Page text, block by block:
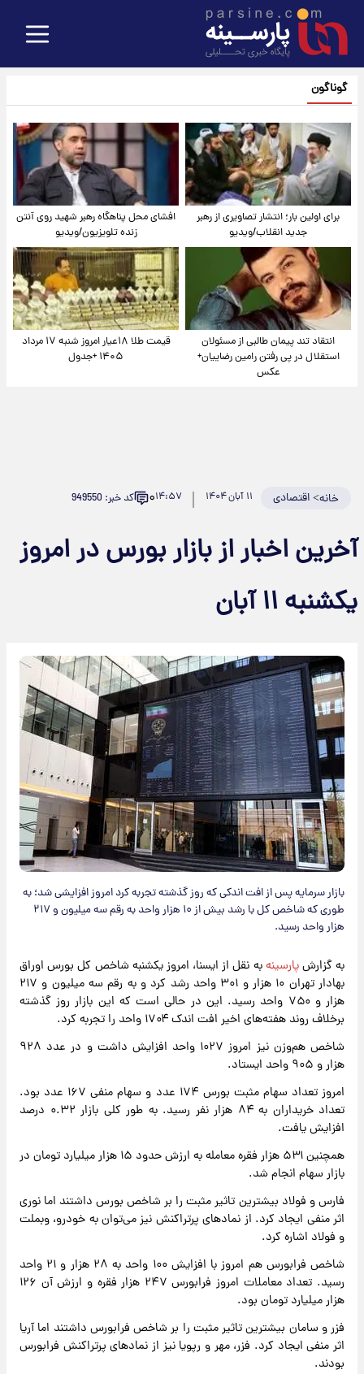
گوناگون
برای اولین بار؛ انتشار تصاویری از رهبر
جدید انقلاب/ویدیو
افشای محل پناهگاه‌ رهبر شهید روی آنتن
زنده تلویزیون/ویدیو
انتقاد تند پیمان طالبی از مسئولان
استقلال در پی رفتن رامین رضاییان+
عکس
قیمت طلا ۱۸عیار امروز شنبه ۱۷ مرداد
۱۴۰۵ +جدول
خانه>اقتصادی ۱۱ آبان ۱۴۰۴ ۱۴:۵۷۰ کد خبر: 949550
آخرین اخبار از بازار بورس در امروز
یکشنبه ۱۱ آبان
بازار سرمایه پس از افت اندکی که روز گذشته تجربه کرد امروز افزایشی شد؛ به
طوری که شاخص کل با رشد بیش از ۱۰ هزار واحد به رقم سه میلیون و ۲۱۷
هزار واحد رسید.
به گزارشپارسینهبه نقل از ایسنا، امروز یکشنبه شاخص کل بورس اوراق
بهادار تهران ۱۰ هزار و ۳۰۱ واحد رشد کرد و به رقم سه میلیون و ۲۱۷
هزار و ۷۵۰ واحد رسید. این در حالی است که این بازار روز گذشته
برخلاف روند هفته‌های اخیر افت اندک ۱۷۰۴ واحد را تجربه کرد.
شاخص هم‌وزن نیز امروز ۱۰۲۷ واحد افزایش داشت و در عدد ۹۲۸
هزار و ۹۰۵ واحد ایستاد.
امروز تعداد سهام مثبت بورس ۱۷۴ عدد و سهام منفی ۱۶۷ عدد بود.
تعداد خریداران به ۸۴ هزار نفر رسید. به طور کلی بازار ۰.۳۲ درصد
افزایش یافت.
همچنین ۵۳۱ هزار فقره معامله به ارزش حدود ۱۵ هزار میلیارد تومان در
بازار سهام انجام شد.
فارس و فولاد بیشترین تاثیر مثبت را بر شاخص بورس داشتند اما نوری
اثر منفی ایجاد کرد. از نمادهای پرتراکنش نیز می‌توان به خودرو، وبملت
و فولاد اشاره کرد.
شاخص فرابورس هم امروز با افزایش ۱۰۰ واحد به ۲۸ هزار و ۲۱ واحد
رسید. تعداد معاملات امروز فرابورس ۲۴۷ هزار فقره و ارزش آن ۱۲۶
هزار میلیارد تومان بود.
فزر و سامان بیشترین تاثیر مثبت را بر شاخص فرابورس داشتند اما آریا
اثر منفی ایجاد کرد. فزر، مهر و رپویا نیز از نمادهای پرتراکنش فرابورس
بودند.